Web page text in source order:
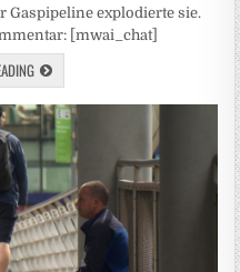
Gaspipeline explodierte sie.
[mwai_chat]